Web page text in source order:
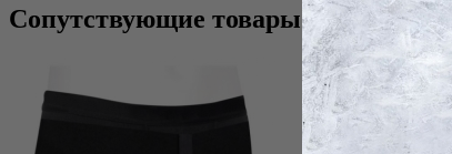
Сопутствующие товары